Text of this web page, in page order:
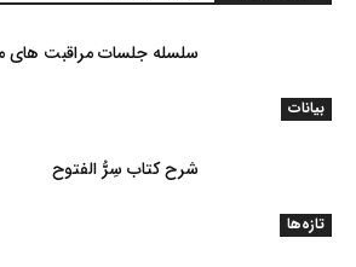
بیانات
سلسله جلسات مراقبت های
تازه‌ها
شرح کتاب سِرُّ الفتوح